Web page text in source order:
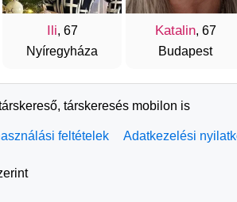
Ili, 67
Nyíregyháza
Katalin, 67
Budapest
társkeresés mobilon is
feltételek Adatkezelési